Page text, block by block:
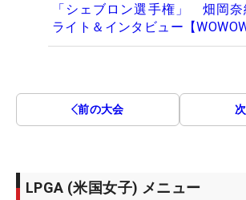
「シェブロン選手権」 畑岡奈
ライト＆インタビュー【
前の大会
LPGA (米国女子) メニュー